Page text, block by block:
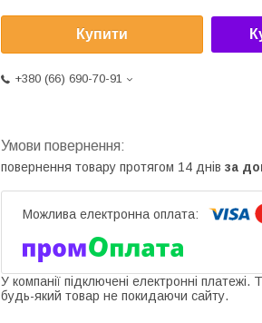
Купити
+380 (66) 690-70-91
повернення товару протягом 14 днів за
У компанії підключені електронні
будь-який товар не покидаючи сайту.